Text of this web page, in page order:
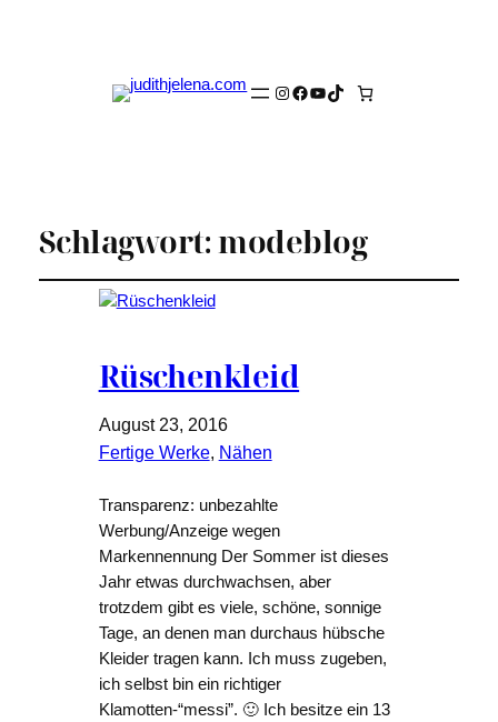
Instagram
Facebook
YouTube
TikTok
Schlagwort:modeblog
Rüschenkleid
August 23, 2016
Fertige Werke, Nähen
Transparenz: unbezahlte
Werbung/Anzeige wegen
Markennennung Der Sommer ist dieses
Jahr etwas durchwachsen, aber
trotzdem gibt es viele, schöne, sonnige
Tage, an denen man durchaus hübsche
Kleider tragen kann. Ich muss zugeben,
ich selbst bin ein richtiger
Klamotten-“messi”. 🙂 Ich besitze ein 13